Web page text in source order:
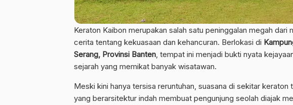
Keraton Kaibon merupakan salah satu peninggalan megah dari
cerita tentang kekuasaan dan kehancuran. Berlokasi di
Serang, Provinsi Banten, tempat ini menjadi bukti nyata
sejarah yang memikat banyak wisatawan.
Meski kini hanya tersisa reruntuhan, suasana di sekitar keraton
yang berarsitektur indah membuat pengunjung seolah diajak